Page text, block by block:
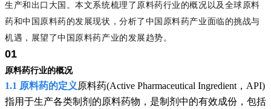
生产和出口大国。本文系统梳理了原料药行业的概况以及全球原料
药和中国原料药的发展现状，分析了中国原料药产业面临的挑战与
机遇，展望了中国原料药产业的发展趋势。
01
原料药行业的概况
1.1 原料药的定义 原料药(Active Pharmaceutical Ingredient，API)
指用于生产各类制剂的原料药物，是制剂中的有效成份，包括